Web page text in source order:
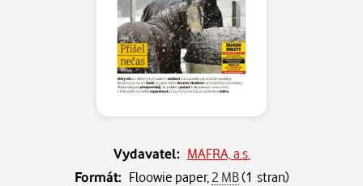
Vydavatel: MAFRA, a.s.
Formát: Floowie paper, 2 MB(1 stran)